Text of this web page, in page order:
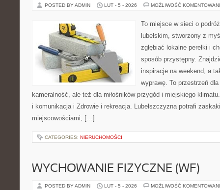
POSTED BY ADMIN LUT - 5 - 2026 MOŻLIWOŚĆ
To miejsce w sieci o
lubelskim, stworzony z
zgłębiać lokalne perełki i
sposób przystępny.
inspiracje na weekend, a
wyprawę. To przestrzeń
kameralność, ale też dla miłośników przygód i miejskiego
i komunikacja i Zdrowie i rekreacja. Lubelszczyzna potrafi
miejscowościami, […]
CATEGORIES: NIERUCHOMOŚCI
WYCHOWANIE FIZYCZNE (WF)
POSTED BY ADMIN LUT - 5 - 2026 MOŻLIWOŚĆ